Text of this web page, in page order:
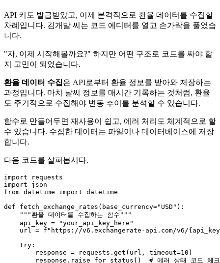
API 키도 발급받았고, 이제 본격적으로 환율 데이터를 수집할
차례입니다. 김개발 씨는 코드 에디터를 열고 손가락을 풀었습
니다.
"자, 이제 시작해볼까요?" 하지만 어떤 구조로 코드를 짜야 할
지 고민이 되었습니다.
환율 데이터 수집은 API로부터 환율 정보를 받아와 저장하는
과정입니다. 마치 날씨 정보를 매시간 기록하는 것처럼, 환율
도 주기적으로 수집해야 변동 추이를 분석할 수 있습니다.
함수로 만들어두면 재사용이 쉽고, 에러 처리도 체계적으로 할
수 있습니다. 수집한 데이터는 파일이나 데이터베이스에 저장
합니다.
다음 코드를 살펴봅시다.
import
import
from datetime import datetime
def
fetch_exchange_rates ( base_currency="USD" ):
"""환율 데이터를 수집하는 함수"""
    api_key =
"your_api_key_here"
    url =
f"https://v6.exchangerate-api.com/v6/
try :
        response = requests.get(url, timeout=
10 )
        response.raise_for_status()
# 에러 상태 코드 체크